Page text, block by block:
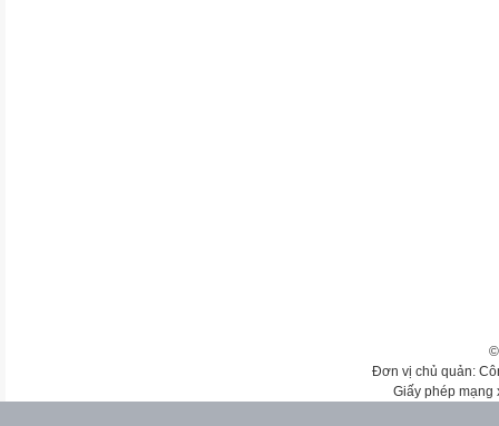
Đơn vị chủ quản:
Giấy phép mạng